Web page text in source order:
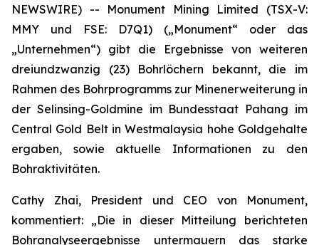
NEWSWIRE) -- Monument Mining Limited (TSX-V:
MMY und FSE: D7Q1) („Monument“ oder das
„Unternehmen“) gibt die Ergebnisse von weiteren
dreiundzwanzig (23) Bohrlöchern bekannt, die im
Rahmen des Bohrprogramms zur Minenerweiterung in
der Selinsing-Goldmine im Bundesstaat Pahang im
Central Gold Belt in Westmalaysia hohe Goldgehalte
ergaben, sowie aktuelle Informationen zu den
Bohraktivitäten.
Cathy Zhai, President und CEO von Monument,
kommentiert: „Die in dieser Mitteilung berichteten
Bohranalyseergebnisse untermauern das starke